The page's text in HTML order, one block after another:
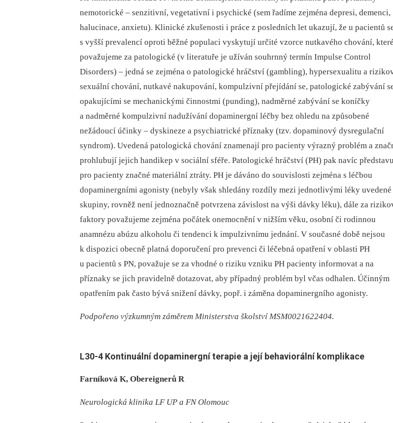
nemotorické –⁠ senzitivní, vegetativní i psychické (sem řadíme zejména depresi, demenci,
halucinace, anxietu). Klinické zkušenosti i práce z posledních let ukazují, že u pacientů
s vyšší prevalencí oproti běžné populaci vyskytují určité vzorce nutkavého chování, které
považujeme za patologické (v literatuře je užíván souhrnný termín Impulse Control
Disorders) –⁠ jedná se zejména o patologické hráčství (gambling), hypersexualitu a
sexuální chování, nutkavé nakupování, kompulzivní přejídání se, patologické zabývání
opakujícími se mechanickými činnostmi (punding), nadměrné zabývání se koníčky
a nadměrné kompulzivní nadužívání dopaminergní léčby bez ohledu na způsobené
nežádoucí účinky –⁠ dyskineze a psychiatrické příznaky (tzv. dopaminový dysregulační
syndrom). Uvedená patologická chování znamenají pro pacienty výrazný problém a
prohlubují jejich handikep v sociální sféře. Patologické hráčství (PH) pak navíc
pro pacienty značné materiální ztráty. PH je dáváno do souvislosti zejména s léčbou
dopaminergními agonisty (nebyly však shledány rozdíly mezi jednotlivými léky uvedené
skupiny, rovněž není jednoznačně potvrzena závislost na výši dávky léku), dále za
faktory považujeme zejména počátek onemocnění v nižším věku, osobní či rodinnou
anamnézu abúzu alkoholu či tendenci k impulzivnímu jednání. V současné době nejsou
k dispozici obecně platná doporučení pro prevenci či léčebná opatření v oblasti PH
u pacientů s PN, považuje se za vhodné o riziku vzniku PH pacienty informovat a na
příznaky se jich pravidelně dotazovat, aby případný problém byl včas odhalen. Účinným
opatřením pak často bývá snižení dávky, popř. i záměna dopaminergního agonisty.
Podpořeno výzkumným záměrem Ministerstva školství MSM0021622404.
L30-4 Kontinuální dopaminergní terapie a její behaviorální komplikace
Farníková K, Obereignerů R
Neurologická klinika LF UP a FN Olomouc